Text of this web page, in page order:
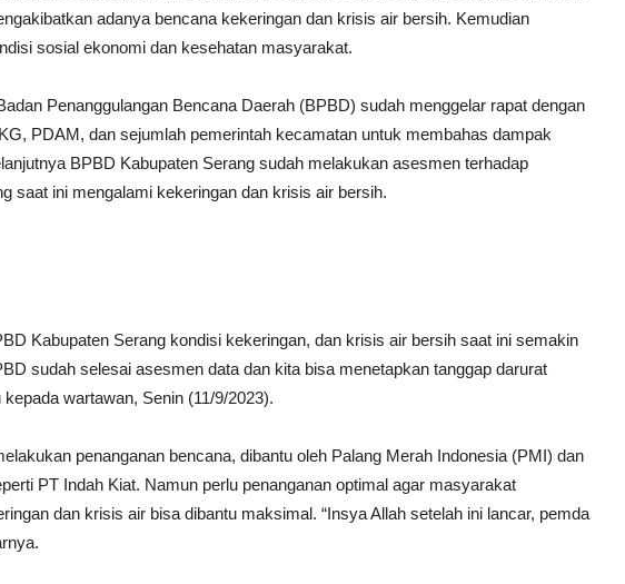
adanya bencana kekeringan dan krisis air bersih. Kemudian
sosial ekonomi dan kesehatan masyarakat.
Penanggulangan Bencana Daerah (BPBD) sudah menggelar rapat dengan
PDAM, dan sejumlah pemerintah kecamatan untuk membahas dampak
BPBD Kabupaten Serang sudah melakukan asesmen terhadap
saat ini mengalami kekeringan dan krisis air bersih.
Kabupaten Serang kondisi kekeringan, dan krisis air bersih saat ini semakin
sudah selesai asesmen data dan kita bisa menetapkan tanggap darurat
kepada wartawan, Senin (11/9/2023).
penanganan bencana, dibantu oleh Palang Merah Indonesia (PMI) dan
PT Indah Kiat. Namun perlu penanganan optimal agar masyarakat
dan krisis air bisa dibantu maksimal. “Insya Allah setelah ini lancar, pemda